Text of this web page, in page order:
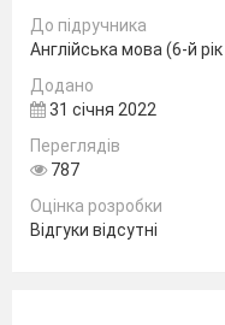
До підручника
Англійська мова (6-й
Додано
31 січня 2022
Переглядів
787
Оцінка розробки
Відгуки відсутні